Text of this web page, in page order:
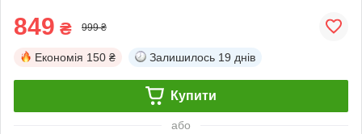
849 ₴ 999 ₴
Економія 150 ₴ Залишилось 19 днів
Купити
або